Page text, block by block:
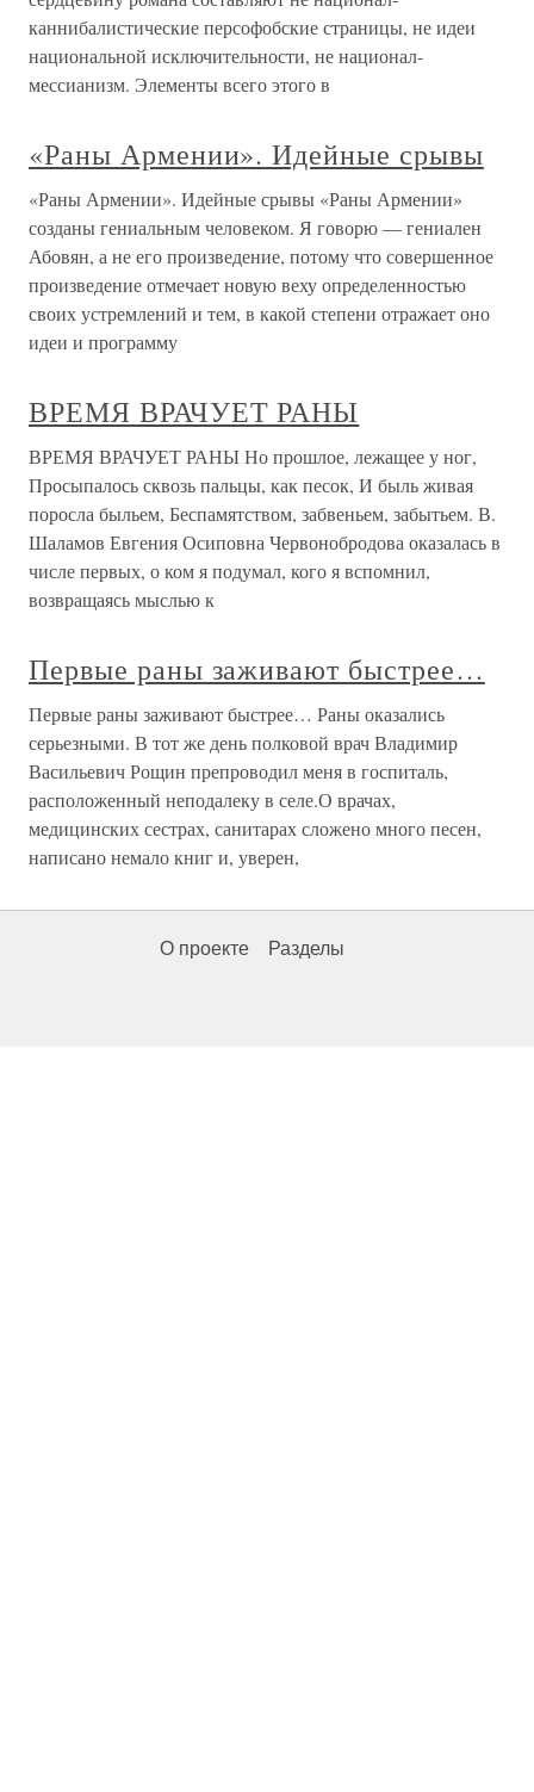
каннибалистические персофобские страницы, не идеи
национальной исключительности, не национал-
мессианизм. Элементы всего этого в
«Раны Армении». Идейные срывы
«Раны Армении». Идейные срывы «Раны Армении»
созданы гениальным человеком. Я говорю — гениален
Абовян, а не его произведение, потому что совершенное
произведение отмечает новую веху определенностью
своих устремлений и тем, в какой степени отражает оно
идеи и программу
ВРЕМЯ ВРАЧУЕТ РАНЫ
ВРЕМЯ ВРАЧУЕТ РАНЫ Но прошлое, лежащее у ног,
Просыпалось сквозь пальцы, как песок, И быль живая
поросла быльем, Беспамятством, забвеньем, забытьем. В.
Шаламов Евгения Осиповна Червонобродова оказалась в
числе первых, о ком я подумал, кого я вспомнил,
возвращаясь мыслью к
Первые раны заживают быстрее…
Первые раны заживают быстрее… Раны оказались
серьезными. В тот же день полковой врач Владимир
Васильевич Рощин препроводил меня в госпиталь,
расположенный неподалеку в селе.О врачах,
медицинских сестрах, санитарах сложено много песен,
написано немало книг и, уверен,
О проекте Разделы